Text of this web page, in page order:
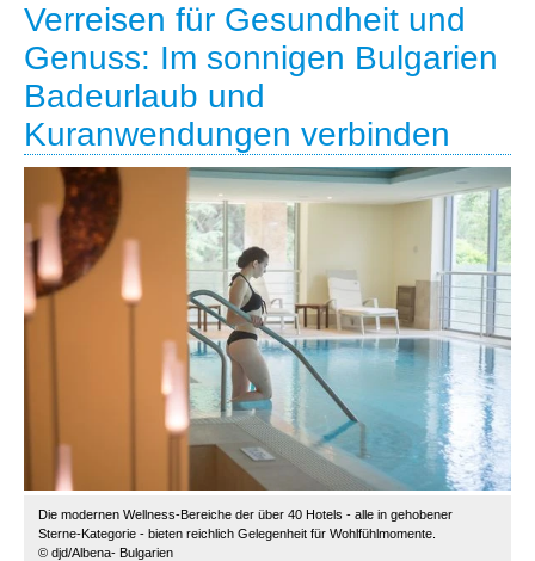
Verreisen für Gesundheit und
Genuss: Im sonnigen Bulgarien
Badeurlaub und
Kuranwendungen verbinden
Die modernen Wellness-Bereiche der über 40 Hotels - alle in gehobener
Sterne-Kategorie - bieten reichlich Gelegenheit für Wohlfühlmomente.
© djd/Albena- Bulgarien